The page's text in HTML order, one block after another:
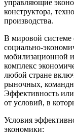
управляющие
конструктора,
производства.
В мировой
социально-
мобилизационной
комплекс
любой стране
рыночных,
Эффективность
от условий, в
Условия
экономики: